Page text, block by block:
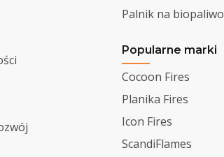
Palnik na biopaliwo
Popularne marki
Cocoon Fires
Planika Fires
Icon Fires
ScandiFlames